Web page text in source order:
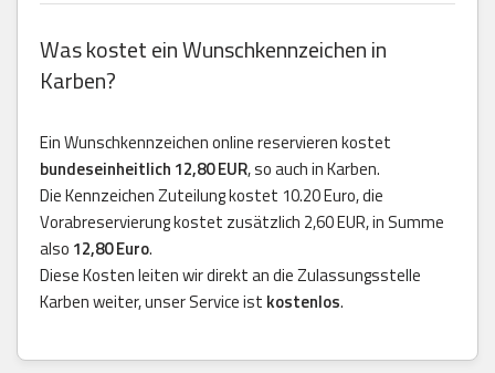
Was kostet ein Wunschkennzeichen in
Karben?
Ein Wunschkennzeichen online reservieren kostet
bundeseinheitlich 12,80 EUR, so auch in Karben.
Die Kennzeichen Zuteilung kostet 10.20 Euro, die
Vorabreservierung kostet zusätzlich 2,60 EUR, in Summe
also 12,80 Euro.
Diese Kosten leiten wir direkt an die Zulassungsstelle
Karben weiter, unser Service ist kostenlos.